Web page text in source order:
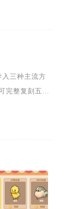
三种主流方
完整复刻五
师两处入口，